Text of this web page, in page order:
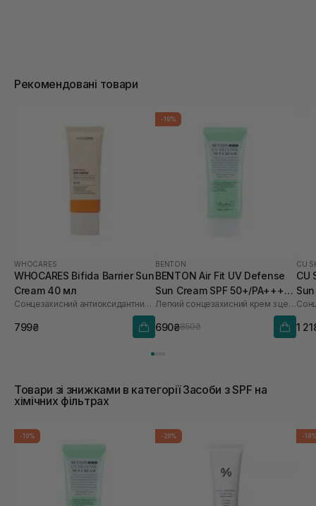
Рекомендовані товари
WHOCARES
WHOCARES Bifida Barrier Sun
Cream 40 мл
Сонцезахисний антиоксидантний крем
799₴
-19%
BENTON
BENTON Air Fit UV Defense
Sun Cream SPF 50+/PA++++
50 мл
Легкий сонцезахисний крем з центелою
690₴850₴
CU
CU
60
1
Товари зі знижками в категорії Засоби з SPF на
хімічних фільтрах
-19% -20% -